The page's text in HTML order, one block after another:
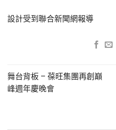
設計受到聯合新聞網報導
舞台背板 – 葆旺集團再創巔
峰週年慶晚會